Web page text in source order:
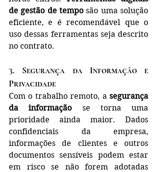
de gestão de tempo são uma solução
eficiente, e é recomendável que o
uso dessas ferramentas seja descrito
no contrato.
3. Segurança da Informação e
Privacidade
Com o trabalho remoto, a segurança
da informação se torna uma
prioridade ainda maior. Dados
confidenciais da empresa,
informações de clientes e outros
documentos sensíveis podem estar
em risco se não forem adotadas